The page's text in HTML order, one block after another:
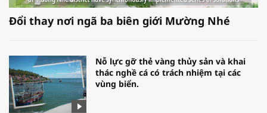
Đổi thay nơi ngã ba biên giới Mường Nhé
Nỗ lực gỡ thẻ vàng thủy sản và khai
thác nghề cá có trách nhiệm tại các
vùng biển.